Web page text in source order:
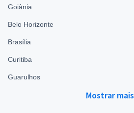
Goiânia
Belo Horizonte
Brasília
Curitiba
Guarulhos
Mostrar mais